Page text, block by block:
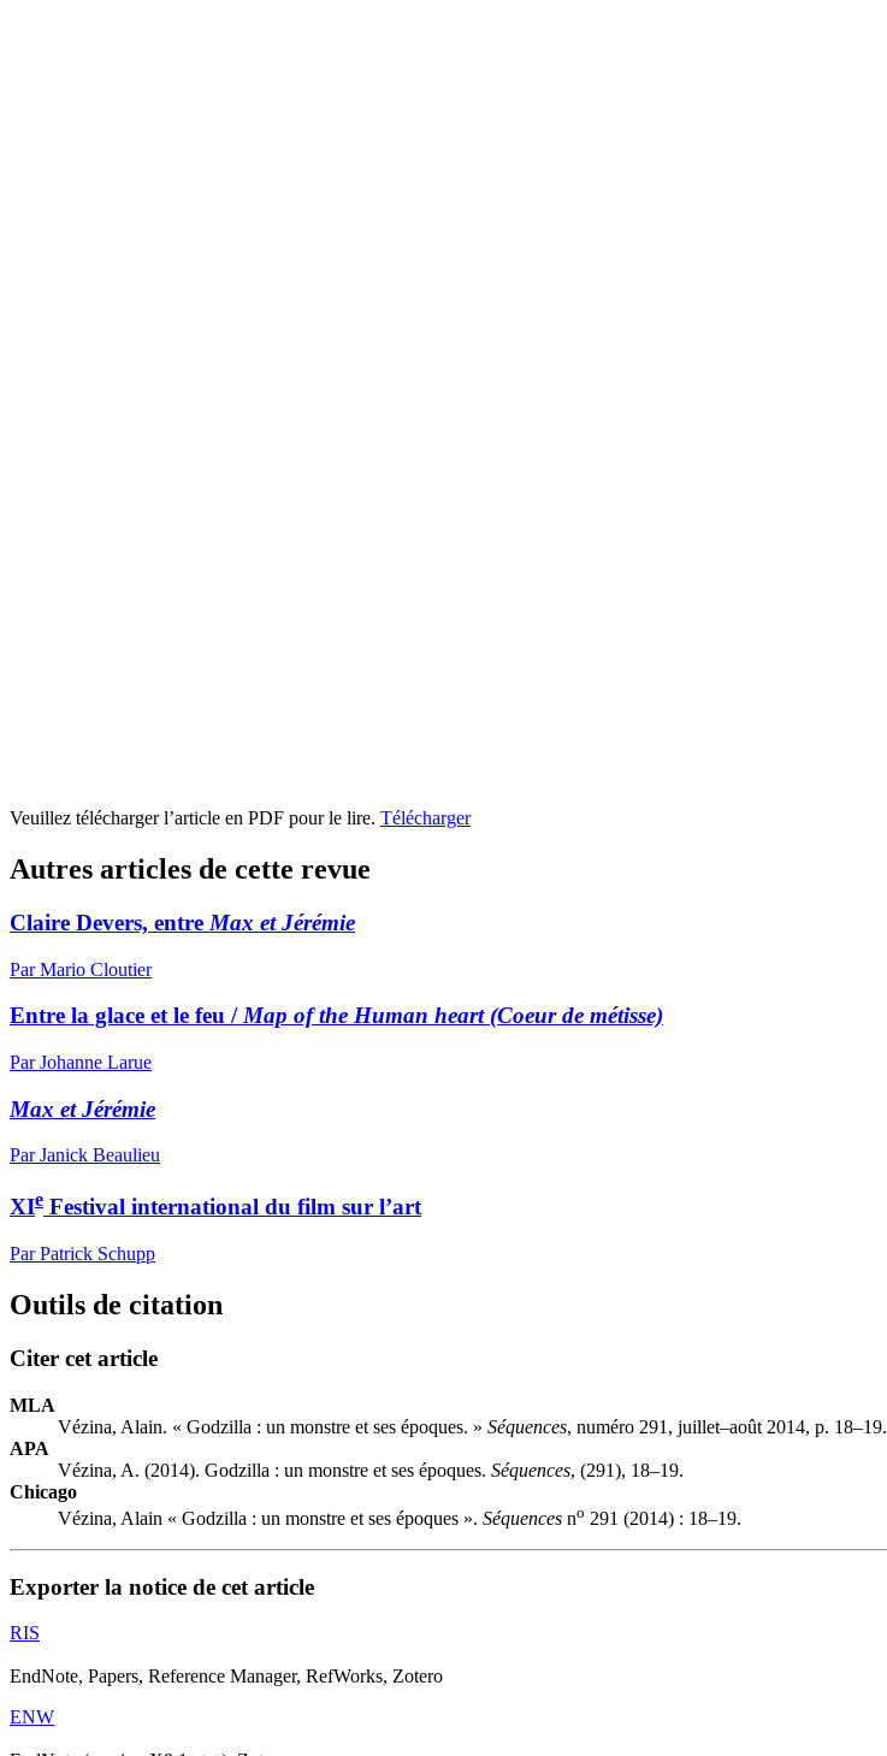
Veuillez télécharger l’article en PDF pour le lire. Télécharger
Autres articles de cette revue
Claire Devers, entre Max et Jérémie
Par Mario Cloutier
Entre la glace et le feu /Map of the Human heart (Coeur de métisse)
Par Johanne Larue
Max et Jérémie
Par Janick Beaulieu
XIe Festival international du film sur l’art
Par Patrick Schupp
Outils de citation
Citer cet article
MLA
Vézina, Alain. « Godzilla : un monstre et ses époques. » Séquences, numéro 291, juillet–août 2014, p. 18–19.
APA
Vézina, A. (2014). Godzilla : un monstre et ses époques. Séquences, (291), 18–19.
Chicago
Vézina, Alain « Godzilla : un monstre et ses époques ». Séquences no 291 (2014) : 18–19.
Exporter la notice de cet article
RIS
EndNote, Papers, Reference Manager, RefWorks, Zotero
ENW